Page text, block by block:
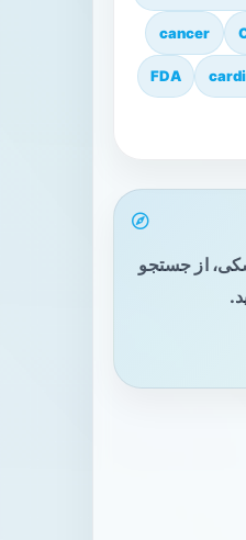
cancer
FDA
از جستجو